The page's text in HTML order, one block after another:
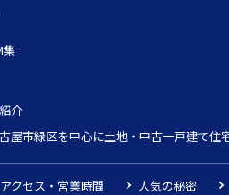
集
介
屋市緑区を中心に土地・中古一戸建て
アクセス・営業時間
人気の秘密